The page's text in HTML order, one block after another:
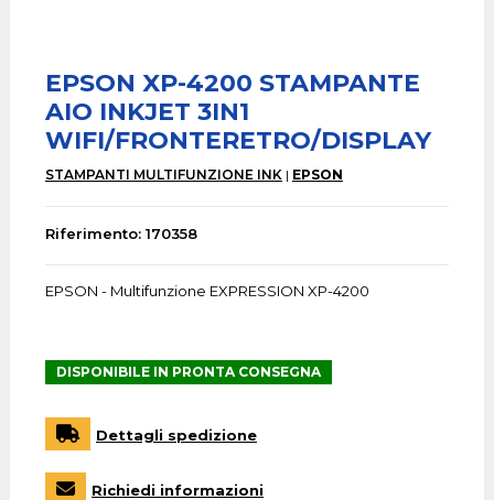
EPSON XP-4200 STAMPANTE
AIO INKJET 3IN1
WIFI/FRONTERETRO/DISPLAY
STAMPANTI MULTIFUNZIONE INK EPSON
Riferimento: 170358
EPSON - Multifunzione EXPRESSION XP-4200
DISPONIBILE IN PRONTA CONSEGNA
Dettagli spedizione
Richiedi informazioni